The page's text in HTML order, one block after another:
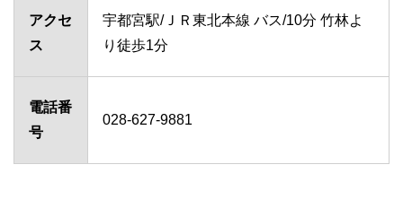
アクセ
ス
宇都宮駅/ＪＲ東北本線 バス/10分 竹林よ
り徒歩1分
電話番
号
028-627-9881